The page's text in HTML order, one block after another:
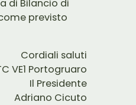
di Bilancio di
previsto
Cordiali saluti
VE1 Portogruaro
Il Presidente
Adriano Cicuto